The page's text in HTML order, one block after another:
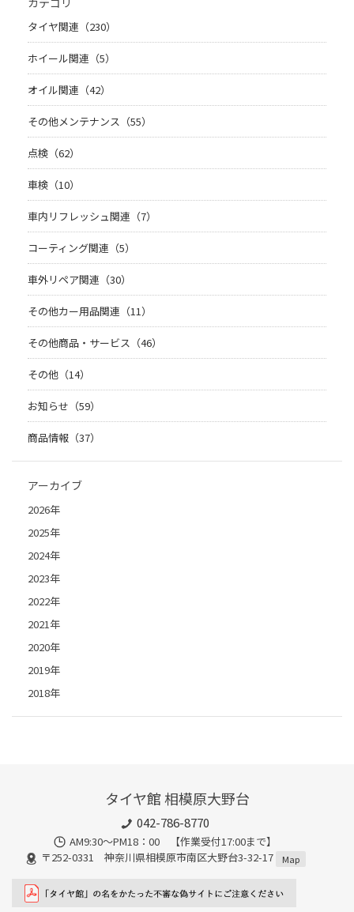
タイヤ関連（230）
ホイール関連（5）
オイル関連（42）
その他メンテナンス（55）
点検（62）
車検（10）
車内リフレッシュ関連（7）
コーティング関連（5）
車外リペア関連（30）
その他カー用品関連（11）
その他商品・サービス（46）
その他（14）
お知らせ（59）
商品情報（37）
アーカイブ
2026年
2025年
2024年
2023年
2022年
2021年
2020年
2019年
2018年
タイヤ館 相模原大野台
042-786-8770
AM9:30～PM18：00 【作業受付17:00まで】
〒252-0331 神奈川県相模原市南区大野台3-32-17
Map